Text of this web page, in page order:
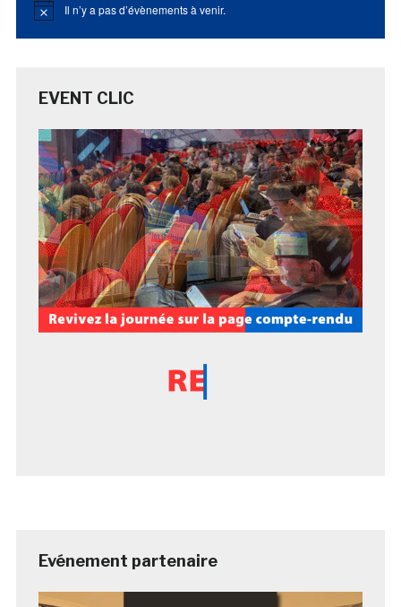
Notice Il n’y a pas d’évènements à venir.
EVENT CLIC
Evénement partenaire